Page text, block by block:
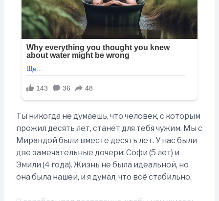
Ты никогда не думаешь, что человек, с которым
прожил десять лет, станет для тебя чужим. Мы с
Мирандой были вместе десять лет. У нас были
две замечательные дочери: Софи (5 лет) и
Эмили (4 года). Жизнь не была идеальной, но
она была нашей, и я думал, что всё стабильно.